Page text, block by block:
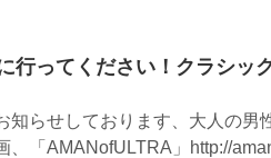
行ってください！クラシッ
知らせしております、大人の男
、「AMANofULTRA」http://